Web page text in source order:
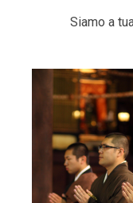
Siamo a